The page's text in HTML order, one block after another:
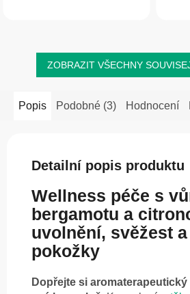
ZOBRAZIT VŠECHNY
Popis Podobné (3) Hodnocení
Detailní popis produktu
Wellness péče s
bergamotu a
uvolnění, svěžest
pokožky
Dopřejte si